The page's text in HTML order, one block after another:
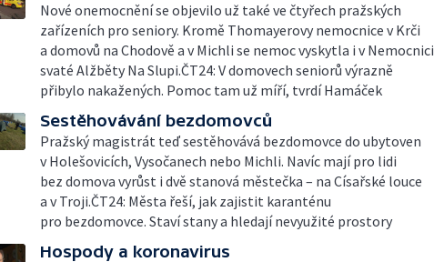
Nové onemocnění se objevilo už také ve čtyřech pražských
zařízeních pro seniory. Kromě Thomayerovy nemocnice v Krči
a domovů na Chodově a v Michli se nemoc vyskytla i v Nemocnici
svaté Alžběty Na Slupi.ČT24: V domovech seniorů výrazně
přibylo nakažených. Pomoc tam už míří, tvrdí Hamáček
Sestěhovávání bezdomovců
Pražský magistrát teď sestěhovává bezdomovce do ubytoven
v Holešovicích, Vysočanech nebo Michli. Navíc mají pro lidi
bez domova vyrůst i dvě stanová městečka – na Císařské louce
a v Troji.ČT24: Města řeší, jak zajistit karanténu
pro bezdomovce. Staví stany a hledají nevyužité prostory
Hospody a koronavirus